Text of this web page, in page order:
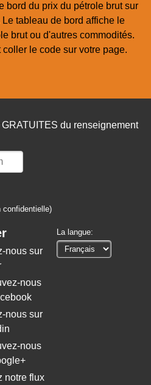
bord du prix du pétrole brut sur
Le tableau de bord affiche le
brut ou d'autres commodités.
le code sur votre page.
du renseignement
confidentielle)
nous sur
nous
nous sur
nous
notre flux
La langue: